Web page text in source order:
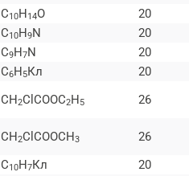
C10H14O
20
C10H9N
20
C9H7N
20
C6H5Кл
20
СН2ClCOOC2H5
26
СН2ClCOOCH3
26
C10H7Кл
20